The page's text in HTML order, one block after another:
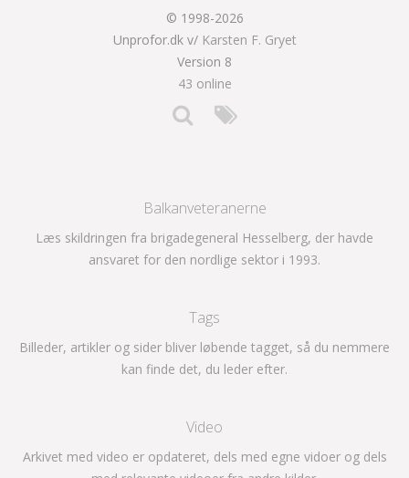
© 1998-2026
Unprofor.dk v/ Karsten F. Gryet
Version 8
43 online
Balkanveteranerne
Læs skildringen fra brigadegeneral Hesselberg, der havde
ansvaret for den nordlige sektor i 1993.
Tags
Billeder, artikler og sider bliver løbende tagget, så du nemmere
kan finde det, du leder efter.
Video
Arkivet med video er opdateret, dels med egne vidoer og dels